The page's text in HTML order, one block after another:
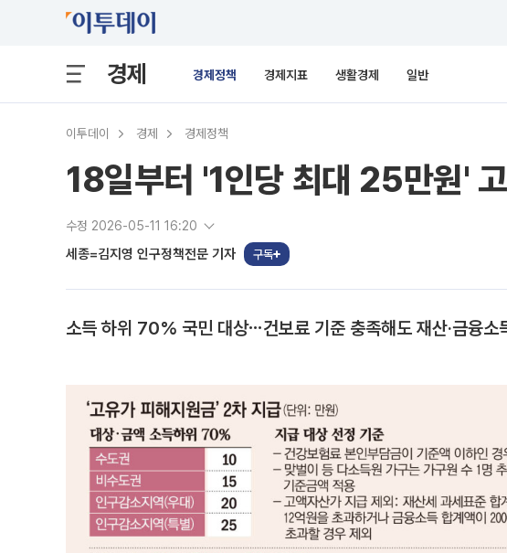
경제 경제정책 경제지표 생활경제 일반
이투데이 경제 경제정책
18일부터 '1인당 최대 25만원'
수정 2026-05-11 16:20
세종=김지영 인구정책전문 기자 구독
소득 하위 70% 국민 대상⋯건보료 기준 충족해도 재산·금융소